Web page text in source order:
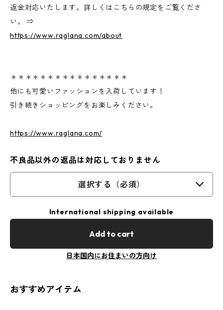
返金対応いたします。詳しくはこちらの規定をご覧くださ
い。 ⇒
https://www.raglana.com/about
＊＊＊＊＊＊＊＊＊＊＊＊＊＊＊＊
他にも可愛いファッションを入荷しています！
引き続きショッピングをお楽しみください。
https://www.raglana.com/
不良品以外の返品は対応しておりません
選択する（必須）
International shipping available
Add to cart
日本国内にお住まいの方向け
おすすめアイテム